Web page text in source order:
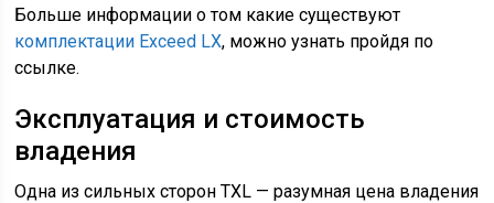
Больше информации о том какие существуют
комплектации Exceed LX, можно узнать пройдя по
ссылке.
Эксплуатация и стоимость
владения
Одна из сильных сторон TXL — разумная цена владения